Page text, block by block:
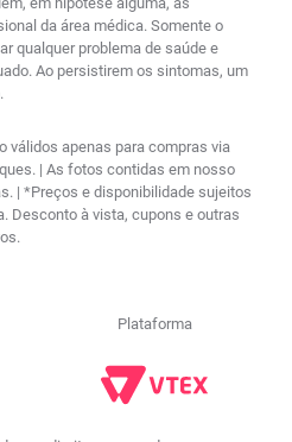
da área médica. Somente o
qualquer problema de saúde e
Ao persistirem os sintomas, um
válidos apenas para compras via
| As fotos contidas em nosso
| *Preços e disponibilidade sujeitos
Desconto à vista, cupons e outras
Plataforma